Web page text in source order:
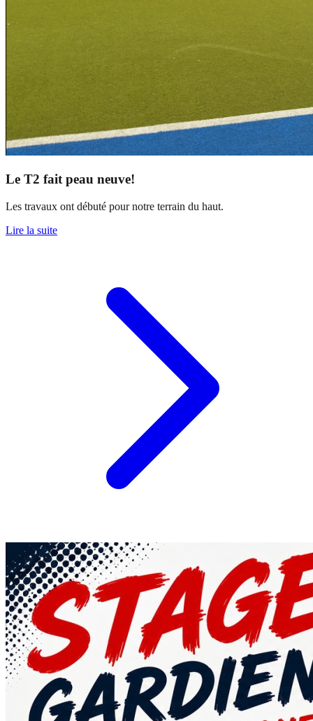
Le T2 fait peau neuve!
Les travaux ont débuté pour notre terrain du haut.
Lire la suite